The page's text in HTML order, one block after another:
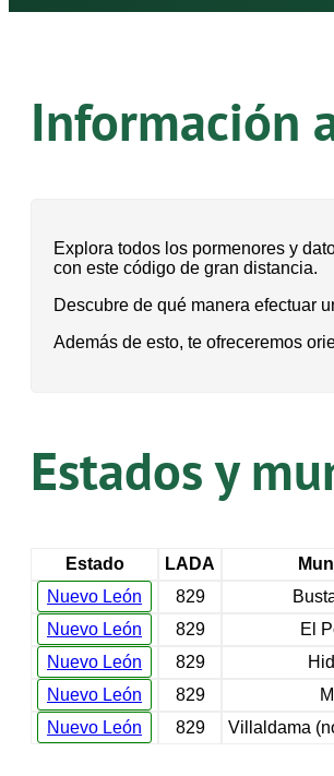
Información
Explora todos los pormenores y
con este código de gran distancia.
Descubre de qué manera efectuar
Además de esto, te ofreceremos
Estados y
Estado LADA
Nuevo León
829
Nuevo León
829
El
Nuevo León
829
Nuevo León
829
Nuevo León
829 Villaldama